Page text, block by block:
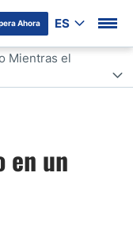
Ahora ES
Mientras el
Mercado Espera
en un